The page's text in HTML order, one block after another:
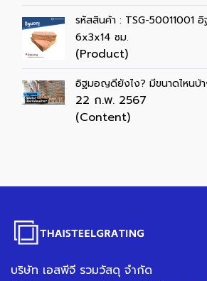
รหัสสินค้า : TSG-50011001
6x3x14 ซม.
(Product)
อิฐมอญดียังไง? มีขนาดไหนบ้
22 ก.พ. 2567
(Content)
บริษัท เอสพีจี รวมวัสดุ จำกัด